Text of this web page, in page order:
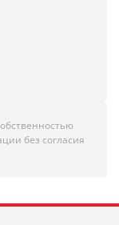
без согласия